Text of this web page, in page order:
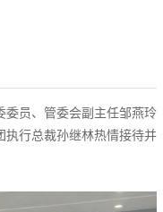
委员、管委会副主任邹燕玲
执行总裁孙继林热情接待并